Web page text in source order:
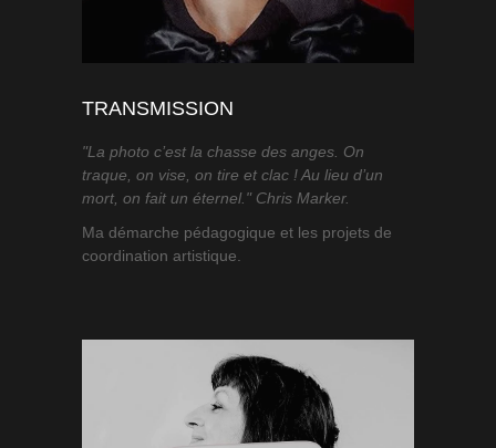
TRANSMISSION
"La photo c’est la chasse des anges. On
traque, on vise, on tire et clac ! Au lieu d’un
mort, on fait un éternel." Chris Marker.
Ma démarche pédagogique et les projets de
coordination artistique.